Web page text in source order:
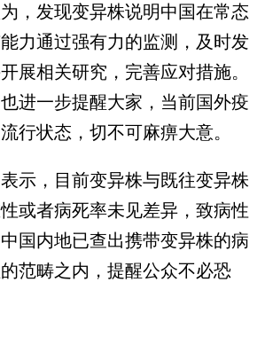
，发现变异株说明中国在常态
力通过强有力的监测，及时发
展相关研究，完善应对措施。
进一步提醒大家，当前国外疫
行状态，切不可麻痹大意。
，目前变异株与既往变异株
或者病死率未见差异，致病性
国内地已查出携带变异株的病
范畴之内，提醒公众不必恐